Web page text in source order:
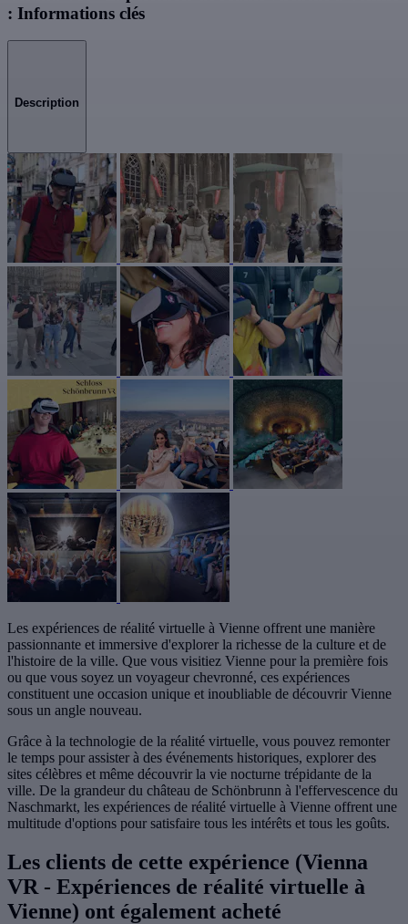
: Informations clés
Description
Les expériences de réalité virtuelle à Vienne offrent une manière
passionnante et immersive d'explorer la richesse de la culture et de
l'histoire de la ville. Que vous visitiez Vienne pour la première fois
ou que vous soyez un voyageur chevronné, ces expériences
constituent une occasion unique et inoubliable de découvrir Vienne
sous un angle nouveau.
Grâce à la technologie de la réalité virtuelle, vous pouvez remonter
le temps pour assister à des événements historiques, explorer des
sites célèbres et même découvrir la vie nocturne trépidante de la
ville. De la grandeur du château de Schönbrunn à l'effervescence du
Naschmarkt, les expériences de réalité virtuelle à Vienne offrent une
multitude d'options pour satisfaire tous les intérêts et tous les goûts.
Les clients de cette expérience (Vienna
VR - Expériences de réalité virtuelle à
Vienne) ont également acheté